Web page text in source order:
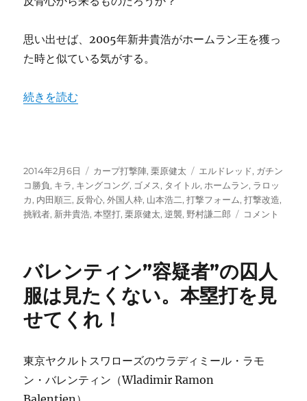
続
打
グ
に
思い出せば、2005年新井貴浩がホームラン王を獲っ
た時と似ている気がする。
“挑戦者と言う名の反骨心!!キングコング栗原健太と新井
続きを読む
投
稿
日:
2014年2月6日
カ
テ
ゴ
リ
カープ打撃陣,栗原健太
タ
グ
エルドレッド, ガチン
コ勝負, キラ, キングコング, ゴメス, タイトル, ホームラン, ラロッ
カ, 内田順三, 反骨心,外国人枠, 山本浩二,打撃フォーム,打撃改造,
挑戦者, 新井貴浩,本塁打,栗原健太,逆襲, 野村謙二郎
挑
言
う
名
心!!
コメント
バレンティン”容疑者”の囚人
服は見たくない。本塁打を見
せてくれ！
東京ヤクルトスワローズのウラディミール・ラモ
ン・バレンティン（Wladimir Ramon